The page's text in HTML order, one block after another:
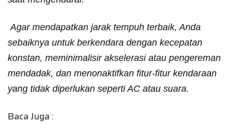
Agar mendapatkan jarak tempuh terbaik, Anda
sebaiknya untuk berkendara dengan kecepatan
konstan, meminimalisir akselerasi atau pengereman
mendadak, dan menonaktifkan fitur-fitur kendaraan
yang tidak diperlukan seperti AC atau suara.
Baca Juga :